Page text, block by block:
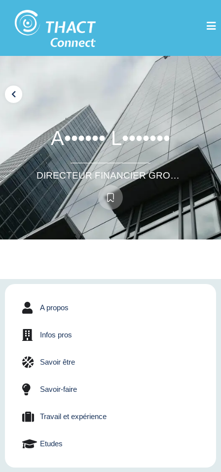
A•••••• L•••••••
DIRECTEUR FINANCIER GROUPE COTE
A propos
Infos pros
Savoir être
Savoir-faire
Travail et expérience
Etudes